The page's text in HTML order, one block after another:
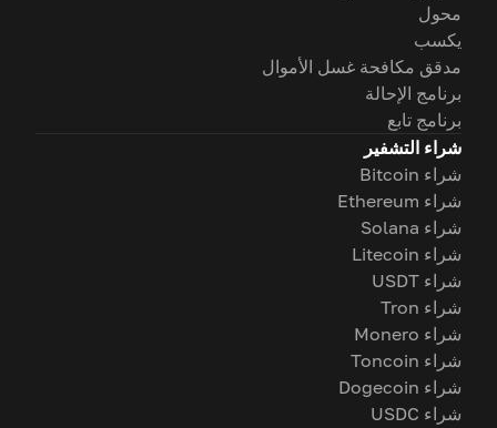
محول
يكسب
مدقق مكافحة غسل الأموال
برنامج الإحالة
برنامج تابع
شراء التشفير
شراء Bitcoin
شراء Ethereum
شراء Solana
شراء Litecoin
شراء USDT
شراء Tron
شراء Monero
شراء Toncoin
شراء Dogecoin
شراء USDC